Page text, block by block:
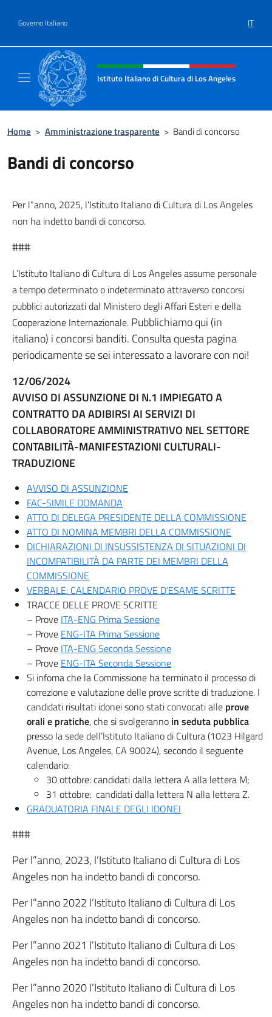
Governo Italiano IT
Intestazione sito, social e menù
Istituto Italiano di Cultura di Los Angeles
Home > Amministrazione trasparente > Bandi di concorso
Bandi di concorso
Per l”anno, 2025, l’Istituto Italiano di Cultura di Los Angeles
non ha indetto bandi di concorso.
###
L’Istituto Italiano di Cultura di Los Angeles assume personale
a tempo determinato o indeterminato attraverso concorsi
pubblici autorizzati dal Ministero degli Affari Esteri e della
Cooperazione Internazionale. Pubblichiamo qui (in
italiano) i concorsi banditi. Consulta questa pagina
periodicamente se sei interessato a lavorare con noi!
12/06/2024
AVVISO DI ASSUNZIONE DI N.1 IMPIEGATO A
CONTRATTO DA ADIBIRSI AI SERVIZI DI
COLLABORATORE AMMINISTRATIVO NEL SETTORE
CONTABILITÀ-MANIFESTAZIONI CULTURALI-
TRADUZIONE
AVVISO DI ASSUNZIONE
FAC-SIMILE DOMANDA
ATTO DI DELEGA PRESIDENTE DELLA COMMISSIONE
ATTO DI NOMINA MEMBRI DELLA COMMISSIONE
DICHIARAZIONI DI INSUSSISTENZA DI SITUAZIONI DI
INCOMPATIBILITÀ DA PARTE DEI MEMBRI DELLA
COMMISSIONE
VERBALE: CALENDARIO PROVE D’ESAME SCRITTE
TRACCE DELLE PROVE SCRITTE
– Prove ITA-ENG Prima Sessione
– Prove ENG-ITA Prima Sessione
– Prove ITA-ENG Seconda Sessione
– Prove ENG-ITA Seconda Sessione
Si infoma che la Commissione ha terminato il processo di
correzione e valutazione delle prove scritte di traduzione. I
candidati risultati idonei sono stati convocati alle prove
orali e pratiche, che si svolgeranno in seduta pubblica
presso la sede dell’Istituto Italiano di Cultura (1023 Hilgard
Avenue, Los Angeles, CA 90024), secondo il seguente
calendario:
30 ottobre: candidati dalla lettera A alla lettera M;
31 ottobre: candidati dalla lettera N alla lettera Z.
GRADUATORIA FINALE DEGLI IDONEI
###
Per l”anno, 2023, l’Istituto Italiano di Cultura di Los
Angeles non ha indetto bandi di concorso.
Per l”anno 2022 l’Istituto Italiano di Cultura di Los
Angeles non ha indetto bandi di concorso.
Per l”anno 2021 l’Istituto Italiano di Cultura di Los
Angeles non ha indetto bandi di concorso.
Per l”anno 2020 l’Istituto Italiano di Cultura di Los
Angeles non ha indetto bandi di concorso.